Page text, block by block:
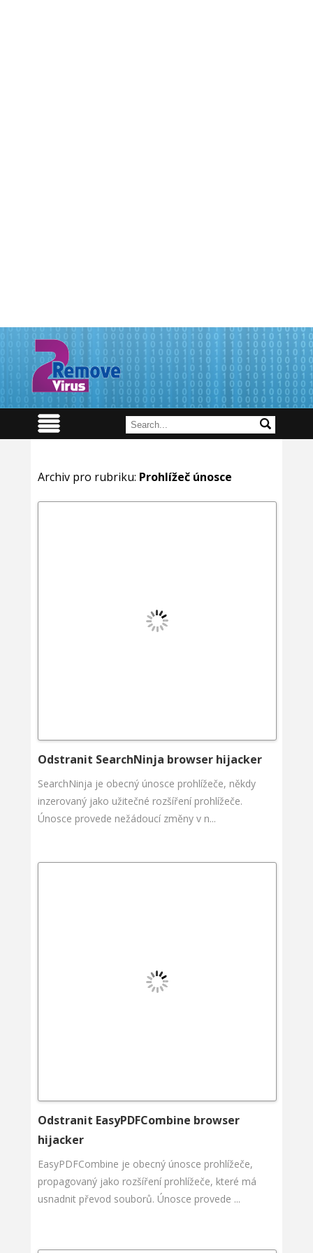
Archiv pro rubriku: Prohlížeč únosce
Odstranit SearchNinja browser hijacker
SearchNinja je obecný únosce prohlížeče, někdy
inzerovaný jako užitečné rozšíření prohlížeče.
Únosce provede nežádoucí změny v n...
Odstranit EasyPDFCombine browser
hijacker
EasyPDFCombine je obecný únosce prohlížeče,
propagovaný jako rozšíření prohlížeče, které má
usnadnit převod souborů. Únosce provede ...